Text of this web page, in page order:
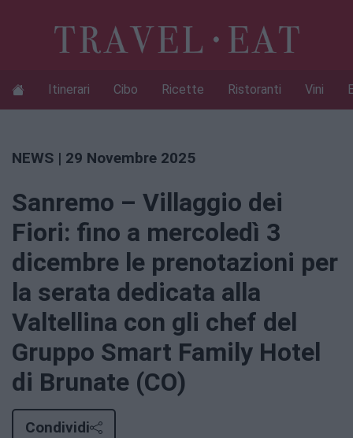
Itinerari Cibo Ricette Ristoranti Vini
NEWS | 29 Novembre 2025
Sanremo – Villaggio dei
Fiori: fino a mercoledì 3
dicembre le prenotazioni per
la serata dedicata alla
Valtellina con gli chef del
Gruppo Smart Family Hotel
di Brunate (CO)
Condividi